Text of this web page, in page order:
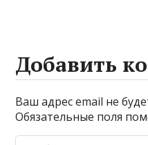
Добавить
Ваш адрес email не
Обязательные поля